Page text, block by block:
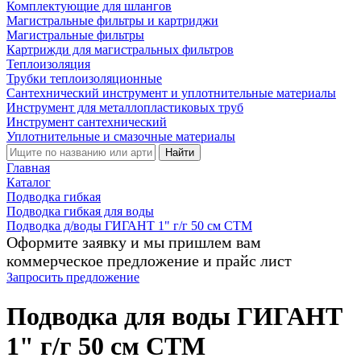
Комплектующие для шлангов
Магистральные фильтры и картриджи
Магистральные фильтры
Картрижди для магистральных фильтров
Теплоизоляция
Трубки теплоизоляционные
Сантехнический инструмент и уплотнительные материалы
Инструмент для металлопластиковых труб
Инструмент сантехнический
Уплотнительные и смазочные материалы
Найти
Главная
Каталог
Подводка гибкая
Подводка гибкая для воды
Подводка д/воды ГИГАНТ 1" г/г 50 см СТМ
Оформите заявку и мы пришлем вам
коммерческое предложение и прайс лист
Запросить предложение
Подводка для воды ГИГАНТ
1" г/г 50 см СТМ